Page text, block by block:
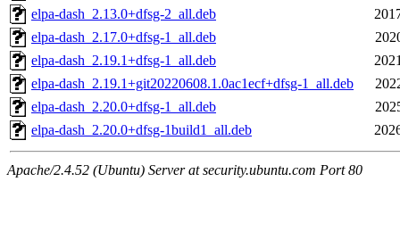
elpa-dash_2.13.0+dfsg-2_all.deb
elpa-dash_2.17.0+dfsg-1_all.deb
elpa-dash_2.19.1+dfsg-1_all.deb
elpa-dash_2.19.1+git20220608.1.0ac1ecf+dfsg-1_all.deb
elpa-dash_2.20.0+dfsg-1_all.deb
elpa-dash_2.20.0+dfsg-1build1_all.deb
Apache/2.4.52 (Ubuntu) Server at security.ubuntu.com Port 80